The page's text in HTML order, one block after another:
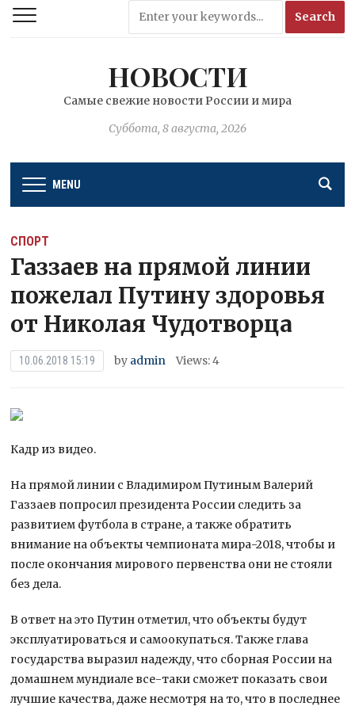
НОВОСТИ
Самые свежие новости России и мира
Суббота, 8 августа, 2026
MENU
СПОРТ
Газзаев на прямой линии
пожелал Путину здоровья
от Николая Чудотворца
10.06.2018 15:19 by admin Views: 4
Кадр из видео.
На прямой линии с Владимиром Путиным Валерий
Газзаев попросил президента России следить за
развитием футбола в стране, а также обратить
внимание на объекты чемпионата мира-2018, чтобы и
после окончания мирового первенства они не стояли
без дела.
В ответ на это Путин отметил, что объекты будут
эксплуатироваться и самоокупаться. Также глава
государства выразил надежду, что сборная России на
домашнем мундиале все-таки сможет показать свои
лучшие качества, даже несмотря на то, что в последнее